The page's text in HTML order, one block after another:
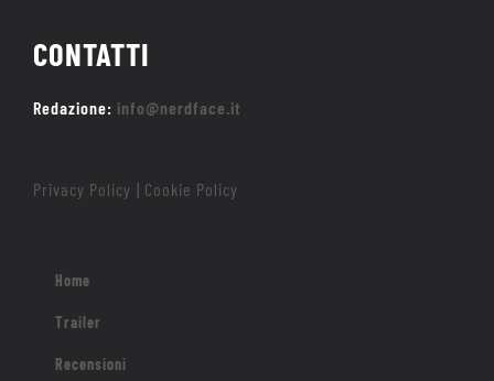
CONTATTI
Redazione: info@nerdface.it
Privacy Policy | Cookie Policy
Home
Trailer
Recensioni